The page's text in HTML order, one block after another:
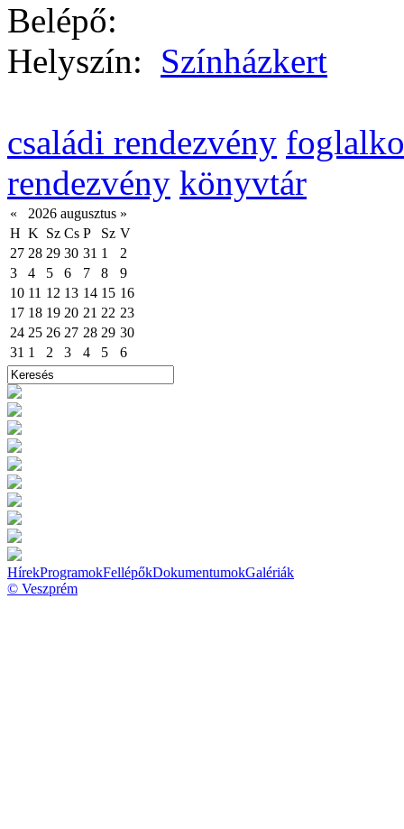
Belépő:
Helyszín: Színházkert
családi rendezvény
rendezvény könyvtár
« 2026 augusztus »
H K Sz Cs P Sz V
27 28 29 30 31 1
2
3
4 5 6 7 8
9
10 11 12 13 14 15 16
17 18 19 20 21 22 23
24 25 26 27 28 29 30
31 1 2 3 4 5 6
HírekProgramokFellépőkDokumentumokGalériák
© Veszprém